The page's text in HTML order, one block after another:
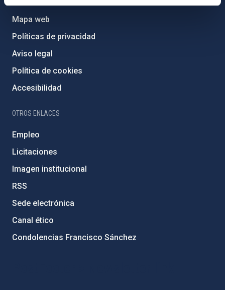
Mapa web
Políticas de privacidad
Aviso legal
Política de cookies
Accesibilidad
OTROS ENLACES
Empleo
Licitaciones
Imagen institucional
RSS
Sede electrónica
Canal ético
Condolencias Francisco Sánchez